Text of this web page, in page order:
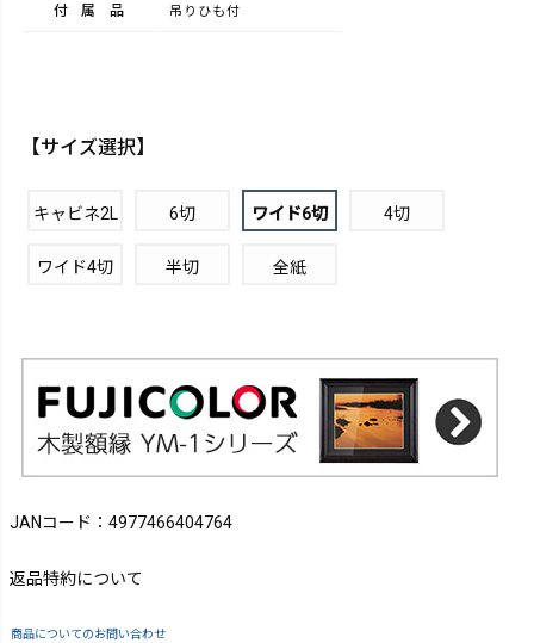
付属品 吊りひも付
【サイズ選択】
キャビネ2L 6切 ワイド6切 4切
ワイド4切 半切 全紙
JANコード：4977466404764
返品特約について
商品についてのお問い合わせ